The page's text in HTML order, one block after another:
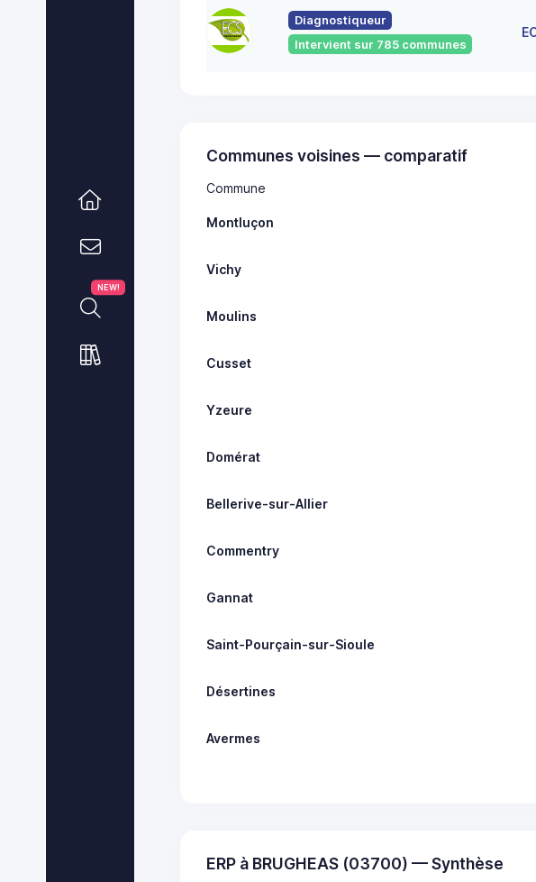
NEW!
Diagnostiqueur
Intervient sur 785 communes
Communes voisines — comparatif
Commune
Montluçon
Vichy
Moulins
Cusset
Yzeure
Domérat
Bellerive-sur-Allier
Commentry
Gannat
Saint-Pourçain-sur-Sioule
Désertines
Avermes
ERP à BRUGHEAS (03700) — Synthèse